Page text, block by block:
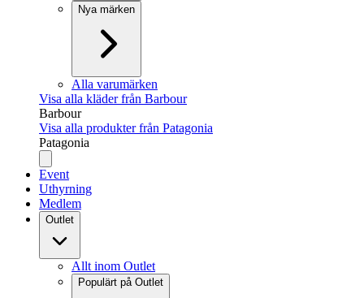
Nya märken
Alla varumärken
Visa alla kläder från Barbour
Barbour
Visa alla produkter från Patagonia
Patagonia
Event
Uthyrning
Medlem
Outlet
Allt inom Outlet
Populärt på Outlet